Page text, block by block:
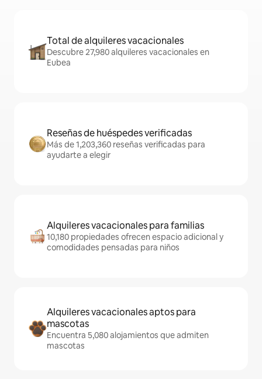
Total de alquileres vacacionales
Descubre 27,980 alquileres vacacionales en
Eubea
Reseñas de huéspedes verificadas
Más de 1,203,360 reseñas verificadas para
ayudarte a elegir
Alquileres vacacionales para familias
10,180 propiedades ofrecen espacio adicional y
comodidades pensadas para niños
Alquileres vacacionales aptos para
mascotas
Encuentra 5,080 alojamientos que admiten
mascotas